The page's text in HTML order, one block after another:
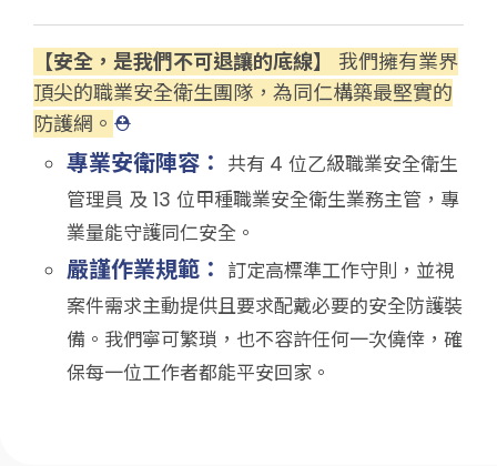
【安全，是我們不可退讓的底線】
我們擁有業界
頂尖的職業安全衛生團隊，為同仁構築最堅實的
防護網。 ⛑️
專業安衛陣容： 共有 4 位乙級職業安全衛生
管理員 及 13 位甲種職業安全衛生業務主管，專
業量能守護同仁安全。
嚴謹作業規範： 訂定高標準工作守則，並視
案件需求主動提供且要求配戴必要的安全防護裝
備。我們寧可繁瑣，也不容許任何一次僥倖，確
保每一位工作者都能平安回家。